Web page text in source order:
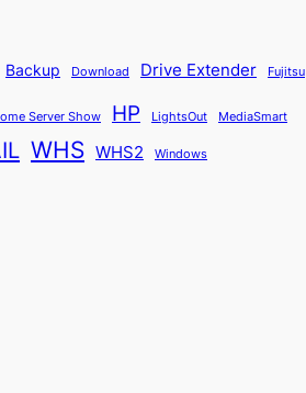
Backup Download Drive Extender Fujitsu
Server Show HP LightsOut MediaSmart
WHS WHS2 Windows